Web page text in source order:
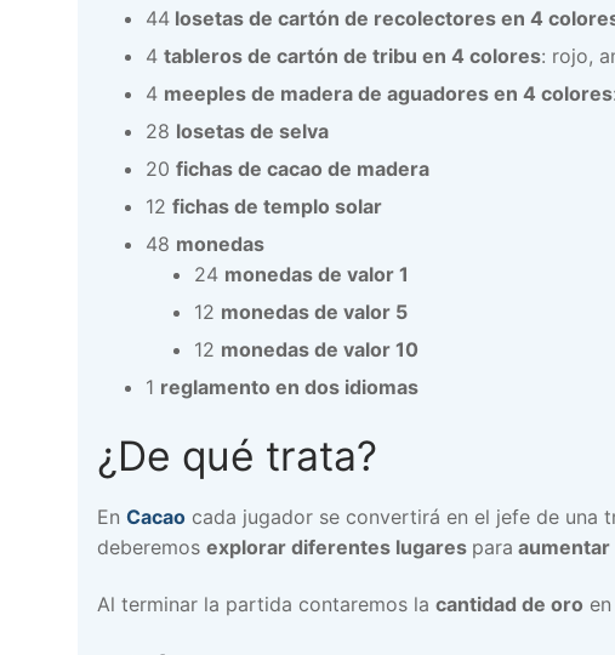
44 losetas de cartón de recolectores en 4
4 tableros de cartón de tribu en 4 colores: rojo,
4 meeples de madera de aguadores en 4 colores
28 losetas de selva
20 fichas de cacao de madera
12 fichas de templo solar
48 monedas
24 monedas de valor 1
12 monedas de valor 5
12 monedas de valor 10
1 reglamento en dos idiomas
¿De qué trata?
En Cacao cada jugador se convertirá en el jefe de una
deberemos explorar diferentes lugares para aumentar
Al terminar la partida contaremos la cantidad de oro